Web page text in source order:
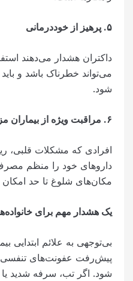
۵. پرهیز از خوددرمانی
داکتران هشدار می‌دهند
می‌تواند خطرناک باشد و
شود.
۶. مراقبت ویژه از بیماران
افرادی که مشکلات قلبی،
داروهای خود را منظم
مکان‌های شلوغ تا حد امکان
یک هشدار مهم برای خانواده‌ها
بی‌توجهی به علائم ابتدایی
پیش‌رفت عفونت‌های تنفسی
شود. اگر تب، سرفه شدید